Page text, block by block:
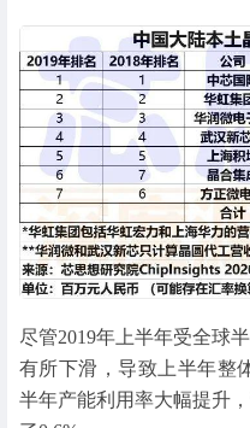
尽管2019年上半年受全球
有所下滑，导致上半年整
半年产能利用率大幅提升